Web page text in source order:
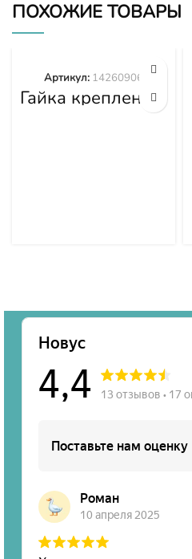
ПОХОЖИЕ ТОВАРЫ
Гайка крепления
башмака
Артикул: 14260906